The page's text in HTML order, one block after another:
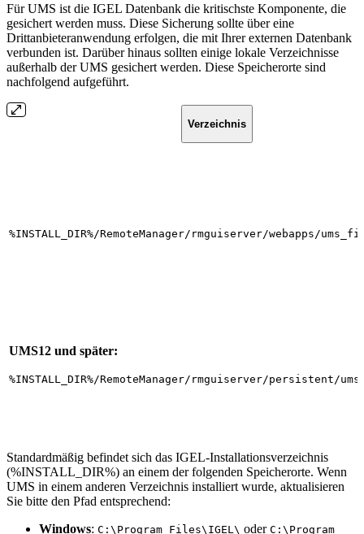
Für UMS ist die IGEL Datenbank die kritischste Komponente, die
gesichert werden muss. Diese Sicherung sollte über eine
Drittanbieteranwendung erfolgen, die mit Ihrer externen Datenbank
verbunden ist. Darüber hinaus sollten einige lokale Verzeichnisse
außerhalb der UMS gesichert werden. Diese Speicherorte sind
nachfolgend aufgeführt.
Verzeichnis
%INSTALL_DIR%/RemoteManager/rmguiserver/webapps/
UMS12 und später:
%INSTALL_DIR%/RemoteManager/rmguiserver/persistent/
Standardmäßig befindet sich das IGEL-Installationsverzeichnis
(%INSTALL_DIR%) an einem der folgenden Speicherorte. Wenn
UMS in einem anderen Verzeichnis installiert wurde, aktualisieren
Sie bitte den Pfad entsprechend:
Windows: C:\Program Files\IGEL\ oder C:\Program